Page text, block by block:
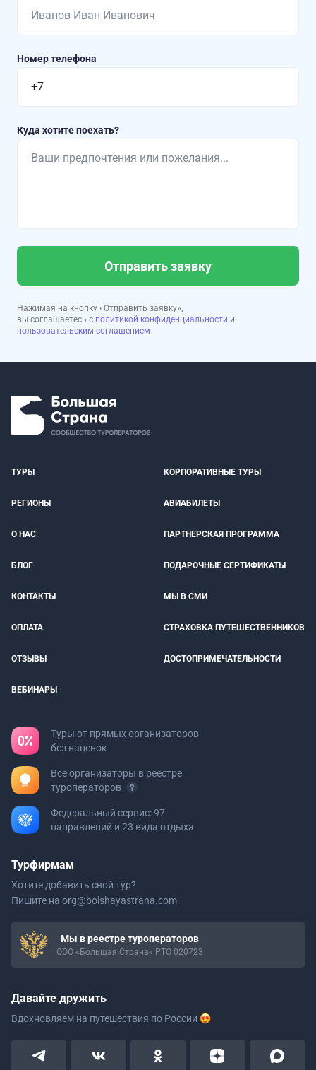
Номер телефона
Куда хотите поехать?
Отправить заявку
Нажимая на кнопку «Отправить заявку»,
вы соглашаетесь с политикой конфиденциальности и
пользовательским соглашением
ТУРЫ КОРПОРАТИВНЫЕ ТУРЫ
РЕГИОНЫ АВИАБИЛЕТЫ
О НАС ПАРТНЕРСКАЯ ПРОГРАММА
БЛОГ ПОДАРОЧНЫЕ СЕРТИФИКАТЫ
КОНТАКТЫ МЫ В СМИ
ОПЛАТА СТРАХОВКА ПУТЕШЕСТВЕННИКОВ
ОТЗЫВЫ ДОСТОПРИМЕЧАТЕЛЬНОСТИ
ВЕБИНАРЫ
Туры от прямых организаторов
без наценок
Все организаторы в реестре
туроператоров
Федеральный сервис: 97
направлений и 23 вида отдыха
Турфирмам
Хотите добавить свой тур?
Пишите на org@bolshayastrana.com
Мы в реестре туроператоров
ООО «Большая Страна» РТО 020723
Давайте дружить
Вдохновляем на путешествия по России